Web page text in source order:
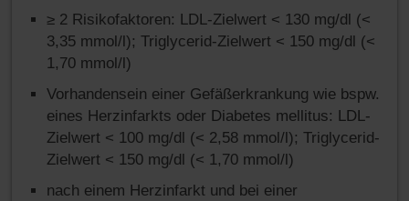
≥ 2 Risikofaktoren: LDL-Zielwert < 130 mg/dl (<
3,35 mmol/l); Triglycerid-Zielwert < 150 mg/dl (<
1,70 mmol/l)
Vorhandensein einer Gefäßerkrankung wie bspw.
eines Herzinfarkts oder Diabetes mellitus: LDL-
Zielwert < 100 mg/dl (< 2,58 mmol/l); Triglycerid-
Zielwert < 150 mg/dl (< 1,70 mmol/l)
nach einem Herzinfarkt und bei einer